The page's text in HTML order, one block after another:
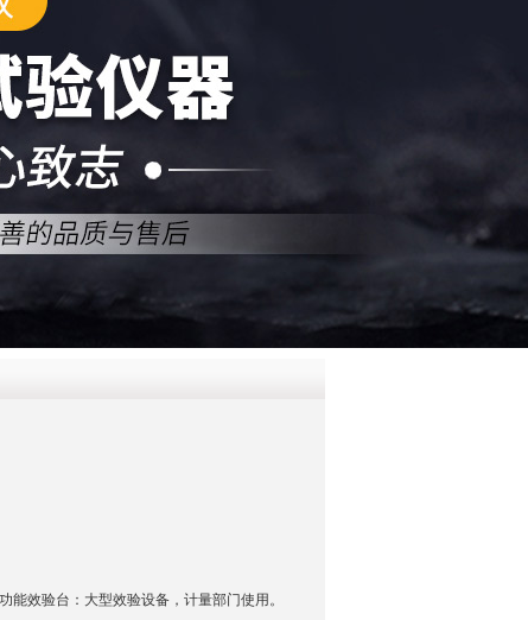
在线咨
QQ
能效验台：大型效验设备，计量部门使用。